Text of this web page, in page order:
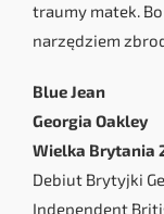
traumy matek.
narzędziem
Blue Jean
Georgia Oakley
Wielka Brytania
Debiut Brytyjki
Independent